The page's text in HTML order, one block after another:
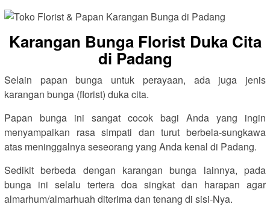
Karangan Bunga Florist Duka Cita
di Padang
Selain papan bunga untuk perayaan, ada juga jenis
karangan bunga (florist) duka cita.
Papan bunga ini sangat cocok bagi Anda yang ingin
menyampaikan rasa simpati dan turut berbela-sungkawa
atas meninggalnya seseorang yang Anda kenal di Padang.
Sedikit berbeda dengan karangan bunga lainnya, pada
bunga ini selalu tertera doa singkat dan harapan agar
almarhum/almarhuah diterima dan tenang di sisi-Nya.